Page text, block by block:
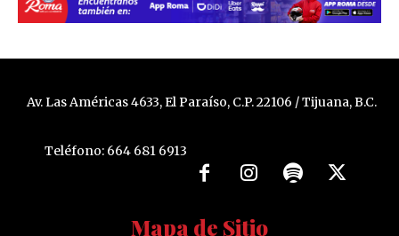
Av. Las Américas 4633, El Paraíso, C.P. 22106 / Tijuana, B.C.
Teléfono: 664 681 6913
Mapa de Sitio